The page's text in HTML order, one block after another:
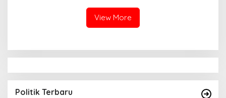
Korban Penyekapan
View More
Politik Terbaru